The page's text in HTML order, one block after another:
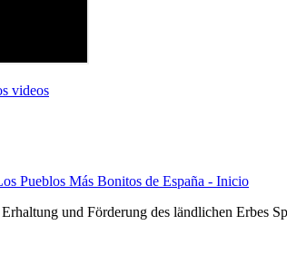
videos
Pueblos Más Bonitos de España - Inicio
und Förderung des ländlichen Erbes